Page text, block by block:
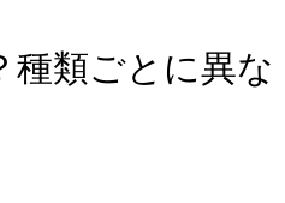
類ごとに異な